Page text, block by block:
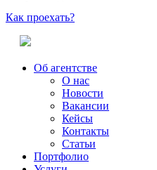
Как проехать?
Об агентстве
О нас
Новости
Вакансии
Кейсы
Контакты
Статьи
Портфолио